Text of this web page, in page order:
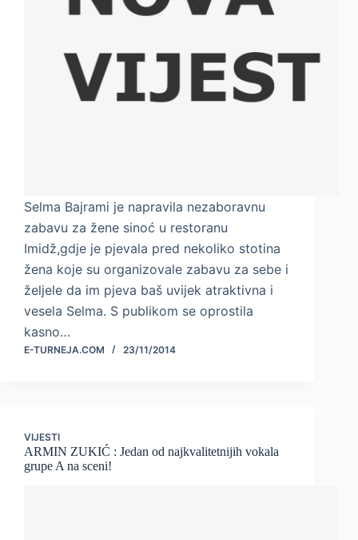
Selma Bajrami je napravila nezaboravnu
zabavu za žene sinoć u restoranu
Imidž,gdje je pjevala pred nekoliko stotina
žena koje su organizovale zabavu za sebe i
željele da im pjeva baš uvijek atraktivna i
vesela Selma. S publikom se oprostila
kasno…
E-TURNEJA.COM 23/11/2014
VIJESTI
ARMIN ZUKIĆ : Jedan od najkvalitetnijih vokala
grupe A na sceni!